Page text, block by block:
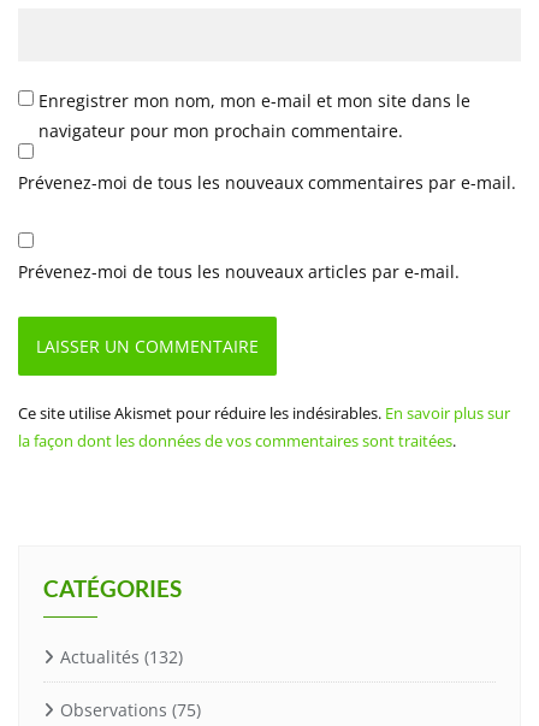
Enregistrer mon nom, mon e-mail et mon site dans le
navigateur pour mon prochain commentaire.
Prévenez-moi de tous les nouveaux commentaires par e-mail.
Prévenez-moi de tous les nouveaux articles par e-mail.
Ce site utilise Akismet pour réduire les indésirables. En savoir plus sur
la façon dont les données de vos commentaires sont traitées.
CATÉGORIES
Actualités (132)
Observations (75)